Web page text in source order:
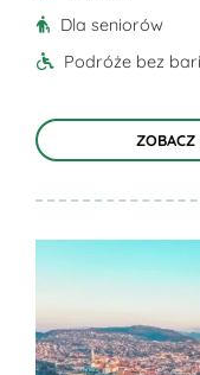
Dla seniorów
Podróże bez
ZOBACZ